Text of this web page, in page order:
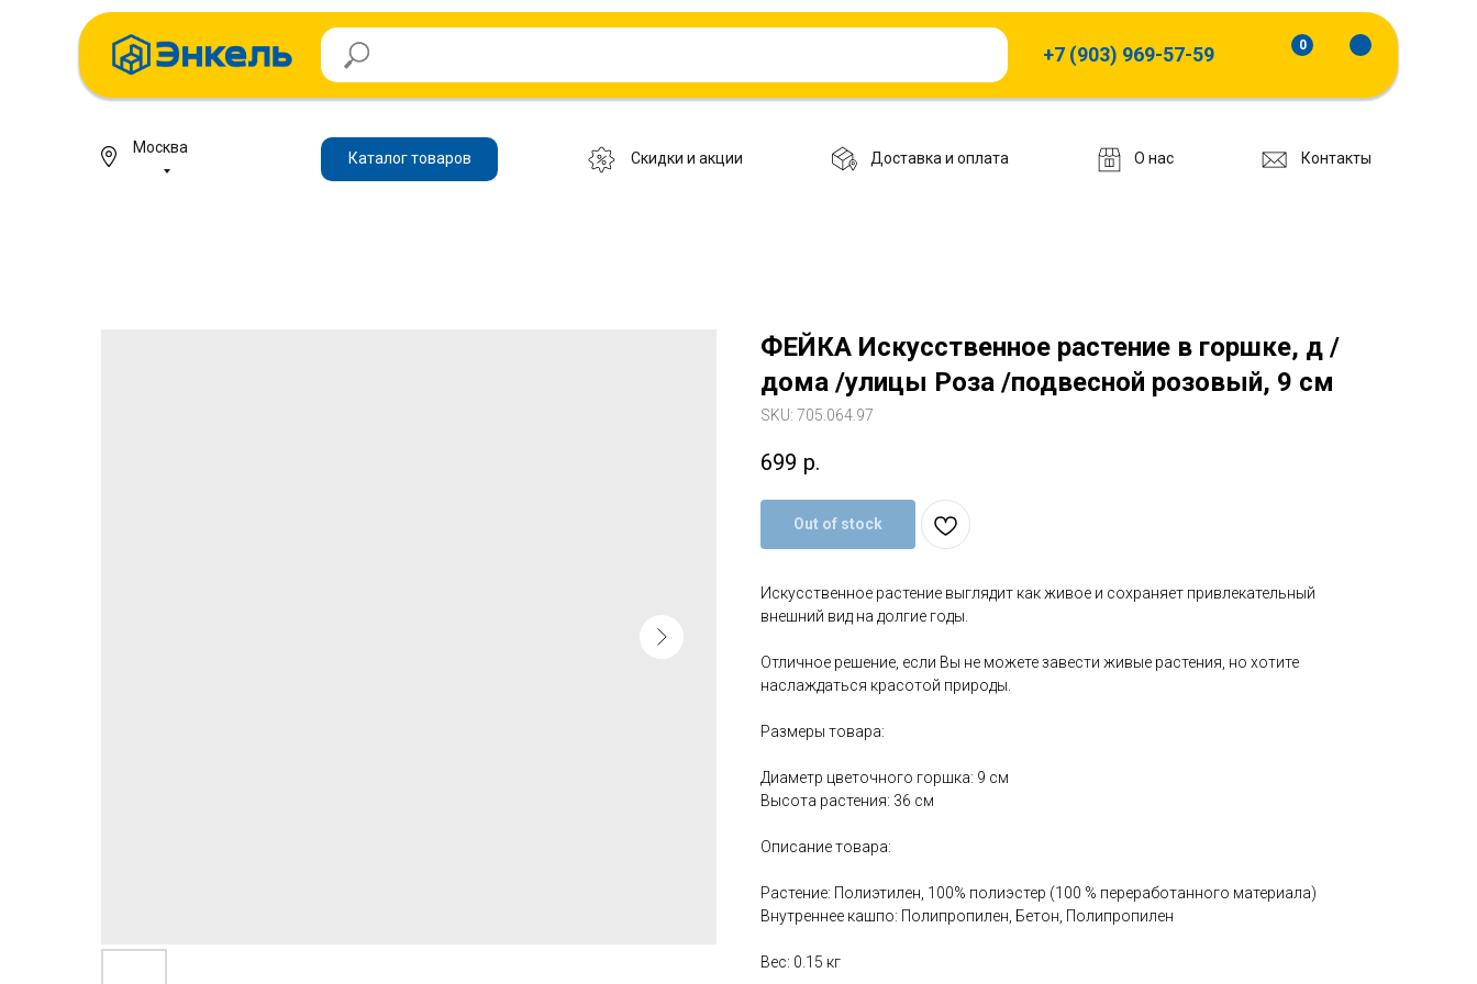
+7 (903) 969-57-59 0
Контакты
О нас
Доставка и оплата
Скидки и акции
Каталог товаров
Москва
ФЕЙКА Искусственное растение в горшке, д /
дома /улицы Роза /подвесной розовый, 9 см
SKU: 705.064.97
699 р.
Out of stock
Искусственное растение выглядит как живое и сохраняет привлекательный
внешний вид на долгие годы.
Отличное решение, если Вы не можете завести живые растения, но хотите
наслаждаться красотой природы.
Размеры товара:
Диаметр цветочного горшка: 9 см
Высота растения: 36 см
Описание товара:
Растение: Полиэтилен, 100% полиэстер (100 % переработанного материала)
Внутреннее кашпо: Полипропилен, Бетон, Полипропилен
Вес: 0.15 кг